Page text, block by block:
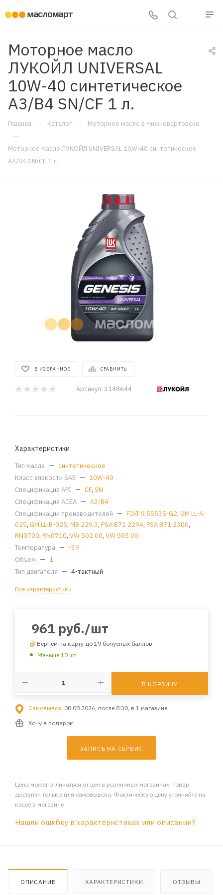
Моторное масло
ЛУКОЙЛ UNIVERSAL
10W-40 синтетическое
A3/B4 SN/CF 1 л.
Главная — Каталог — Моторное масло в Нижневартовске
—
Моторное масло ЛУКОЙЛ UNIVERSAL 10W-40 синтетическое
A3/B4 SN/CF 1 л.
В ИЗБРАННОЕ СРАВНИТЬ
Артикул: 3148644
Характеристики
Тип масла — синтетическое
Класс вязкости SAE — 10W-40
Спецификация API — CF, SN
Спецификация ACEA — A3/B4
Спецификации производителей — FIAT 9.55535-G2, GM LL-A-
025, GM LL-B-025, MB 229.3, PSA B71 2294, PSA B71 2300,
RN0700, RN0710, VW 502 00, VW 505 00
Температура — -39
Объем — 1
Тип двигателя — 4-тактный
Все характеристики
961 руб./шт
Вернем на карту до 19 бонусных баллов
Меньше 10 шт
В КОРЗИНУ
Самовывоз: 08.08.2026, после 8:30, в 1 магазине
Хочу в подарок
ЗАПИСЬ НА СЕРВИС
Цена может отличаться от цен в розничных магазинах. Товар
доступен только для самовывоза. Фактическую цену уточняйте на
кассе в магазине
Нашли ошибку в характеристиках или описании?
ОПИСАНИЕ ХАРАКТЕРИСТИКИ ОТЗЫВЫ